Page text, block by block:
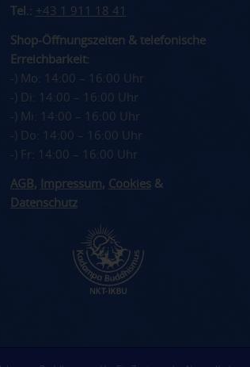
Tel.: +43 1 911 18 41
Shop-Öffnungszeiten & telefonische
Erreichbarkeit:
-) Mo: 14:00 – 16:00 Uhr
-) Di: 14:00 – 16:00 Uhr
-) Mi: 14:00 – 16:00 Uhr
-) Do: 14:00 – 16:00 Uhr
-) Fr: 14:00 – 16:00 Uhr
AGB , Impressum, Cookies&
Datenschutz